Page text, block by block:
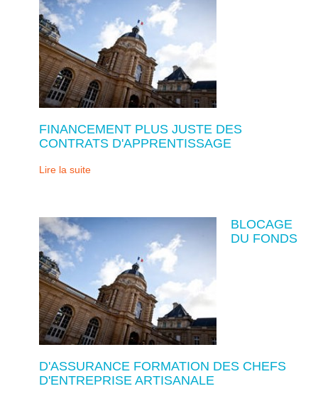
FINANCEMENT PLUS JUSTE DES
CONTRATS D'APPRENTISSAGE
Lire la suite
BLOCAGE
DU FONDS
D'ASSURANCE FORMATION DES CHEFS
D'ENTREPRISE ARTISANALE